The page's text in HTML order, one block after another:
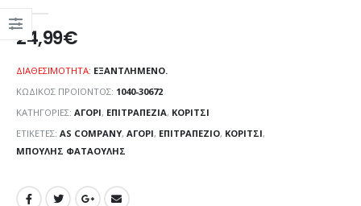
24,99€
ΔΙΑΘΕΣΙΜΌΤΗΤΑ: ΕΞΑΝΤΛΗΜΈΝΟ.
ΚΩΔΙΚΌΣ ΠΡΟΪΌΝΤΟΣ: 1040-30672
ΚΑΤΗΓΟΡΊΕΣ: ΑΓΌΡΙ, ΕΠΙΤΡΑΠΕΖΊΑ, ΚΟΡΊΤΣΙ
ΕΤΙΚΈΤΕΣ: AS COMPANY, ΑΓΌΡΙ, ΕΠΙΤΡΑΠΈΖΙΟ, ΚΟΡΊΤΣΙ,
ΜΠΟΎΛΗΣ ΦΑΤΑΟΎΛΗΣ